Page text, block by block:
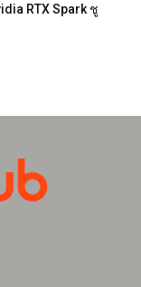
RTX Spark ชู